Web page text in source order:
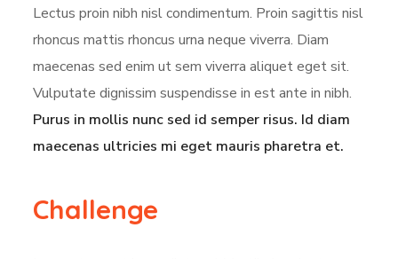
Lectus proin nibh nisl condimentum. Proin sagittis nisl
rhoncus mattis rhoncus urna neque viverra. Diam
maecenas sed enim ut sem viverra aliquet eget sit.
Vulputate dignissim suspendisse in est ante in nibh.
Purus in mollis nunc sed id semper risus. Id diam
maecenas ultricies mi eget mauris pharetra et.
Challenge